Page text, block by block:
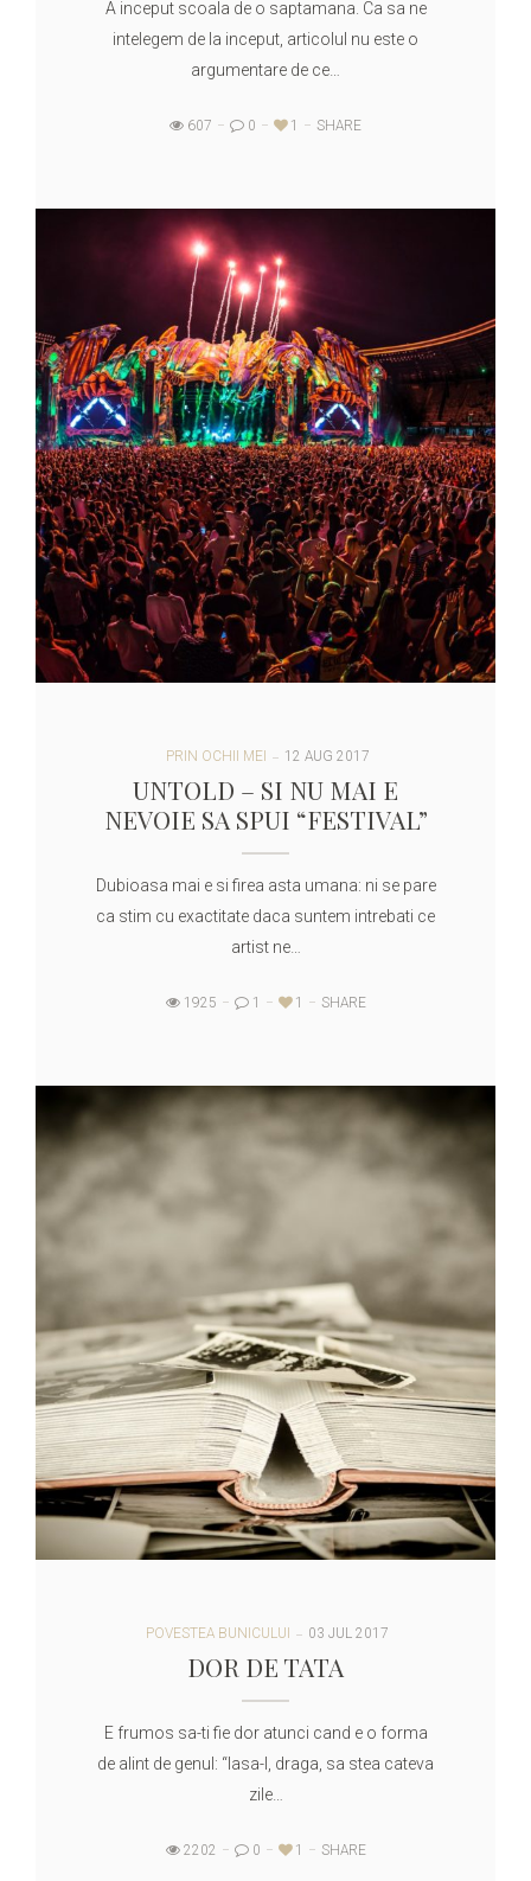
A inceput scoala de o saptamana. Ca sa ne
intelegem de la inceput, articolul nu este o
argumentare de ce…
607 0 1 SHARE
PRIN OCHII MEI 12 AUG 2017
UNTOLD – SI NU MAI E
NEVOIE SA SPUI “FESTIVAL”
Dubioasa mai e si firea asta umana: ni se pare
ca stim cu exactitate daca suntem intrebati ce
artist ne…
1925 1 1 SHARE
POVESTEA BUNICULUI 03 JUL 2017
DOR DE TATA
E frumos sa-ti fie dor atunci cand e o forma
de alint de genul: “lasa-l, draga, sa stea cateva
zile…
2202 0 1 SHARE